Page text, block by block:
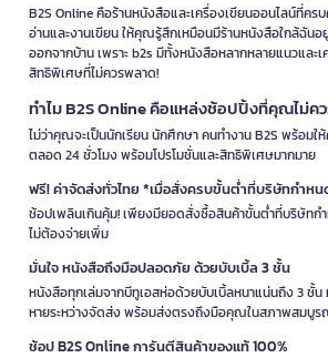
B2S Online คือร้านหนังสือและเครื่องเขียนออนไลน์ที่คร
อ่านและงานเขียน ให้คุณรู้สึกเหมือนมีร้านหนังสือใกล้ฉัน
ออกจากบ้าน เพราะ b2s มีทั้งหนังสือหลากหลายแนวแล
สิทธิพิเศษที่ไม่ควรพลาด!
ทำไม B2S Online คือแหล่งช้อปปิ้งที่คุณไม่ค
ไม่ว่าคุณจะเป็นนักเรียน นักศึกษา คนทำงาน B2S พร้อม
ตลอด 24 ชั่วโมง พร้อมโปรโมชั่นและสิทธิพิเศษมากมาย
ฟรี! ค่าจัดส่งทั่วไทย *เมื่อสั่งครบขั้นต่ำที่บริษัทกำหน
ช้อปเพลินเกินคุ้ม! เพียงมียอดสั่งซื้อสินค้าขั้นต่ำที่บริษัทก
ไม่ต้องจ่ายเพิ่ม
มั่นใจ หนังสือถึงมือปลอดภัย ด้วยบับเบิ้ล 3 ชั้น
หนังสือทุกเล่มจากบีทูเอสห่อด้วยบับเบิ้ลหนาแน่นถึง 3 ชั้น
หายระหว่างจัดส่ง พร้อมส่งตรงถึงมือคุณในสภาพสมบู
ช้อป B2S Online การันตีสินค้าของแท้ 100%